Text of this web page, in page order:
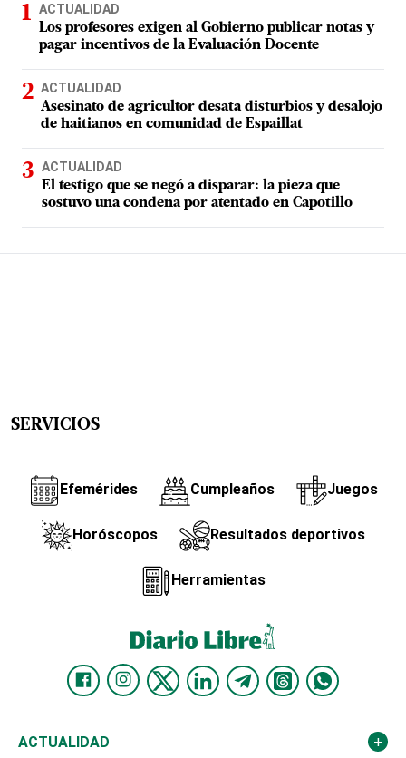
ACTUALIDAD
Los profesores exigen al Gobierno publicar notas y
pagar incentivos de la Evaluación Docente
ACTUALIDAD
Asesinato de agricultor desata disturbios y desalojo
de haitianos en comunidad de Espaillat
ACTUALIDAD
El testigo que se negó a disparar: la pieza que
sostuvo una condena por atentado en Capotillo
SERVICIOS
Efemérides Cumpleaños Juegos
Horóscopos Resultados deportivos
Herramientas
ACTUALIDAD